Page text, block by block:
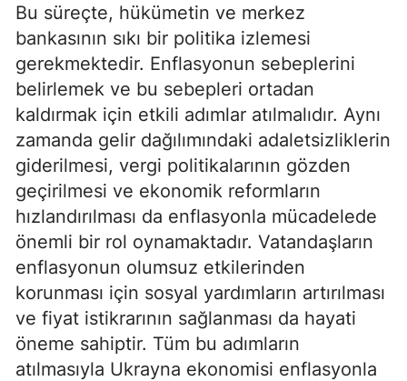
Bu süreçte, hükümetin ve merkez
bankasının sıkı bir politika izlemesi
gerekmektedir. Enflasyonun sebeplerini
belirlemek ve bu sebepleri ortadan
kaldırmak için etkili adımlar atılmalıdır. Aynı
zamanda gelir dağılımındaki adaletsizliklerin
giderilmesi, vergi politikalarının gözden
geçirilmesi ve ekonomik reformların
hızlandırılması da enflasyonla mücadelede
önemli bir rol oynamaktadır. Vatandaşların
enflasyonun olumsuz etkilerinden
korunması için sosyal yardımların artırılması
ve fiyat istikrarının sağlanması da hayati
öneme sahiptir. Tüm bu adımların
atılmasıyla Ukrayna ekonomisi enflasyonla